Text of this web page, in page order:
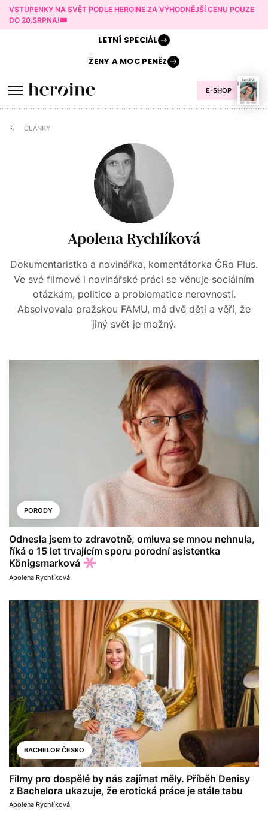
VSTUPENKY NA SVĚT PODLE HEROINE ZA VÝHODNĚJŠÍ CENU POUZE
DO 20.SRPNA!🎟️
E-SHOP
LETNÍ SPECIÁL
ŽENY AMOC PENĚZ
ČLÁNKY
Apolena Rychlíková
Dokumentaristka a novinářka, komentátorka ČRo Plus.
Ve své filmové i novinářské práci se věnuje sociálním
otázkám, politice a problematice nerovností.
Absolvovala pražskou FAMU, má dvě děti a věří, že
jiný svět je možný.
PORODY
Odnesla jsem to zdravotně, omluva se mnou nehnula,
říká o 15 let trvajícím sporu porodní asistentka
Königsmarková
Apolena Rychlíková
BACHELOR ČESKO
Filmy pro dospělé by nás zajímat měly. Příběh Denisy
z Bachelora ukazuje, že erotická práce je stále tabu
Apolena Rychlíková